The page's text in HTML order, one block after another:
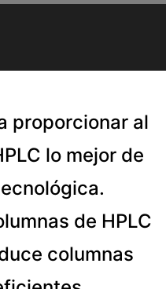
proporcionar al
lo mejor de
de HPLC
columnas